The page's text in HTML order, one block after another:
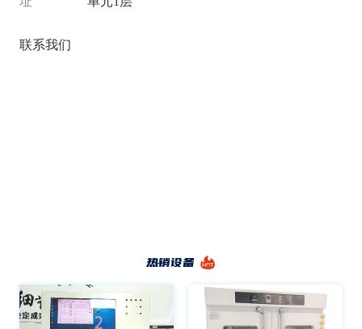
联系我们
热销设备